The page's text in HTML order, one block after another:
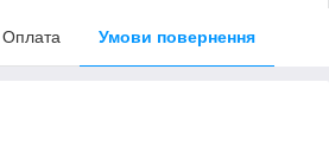
Оплата Умови повернення